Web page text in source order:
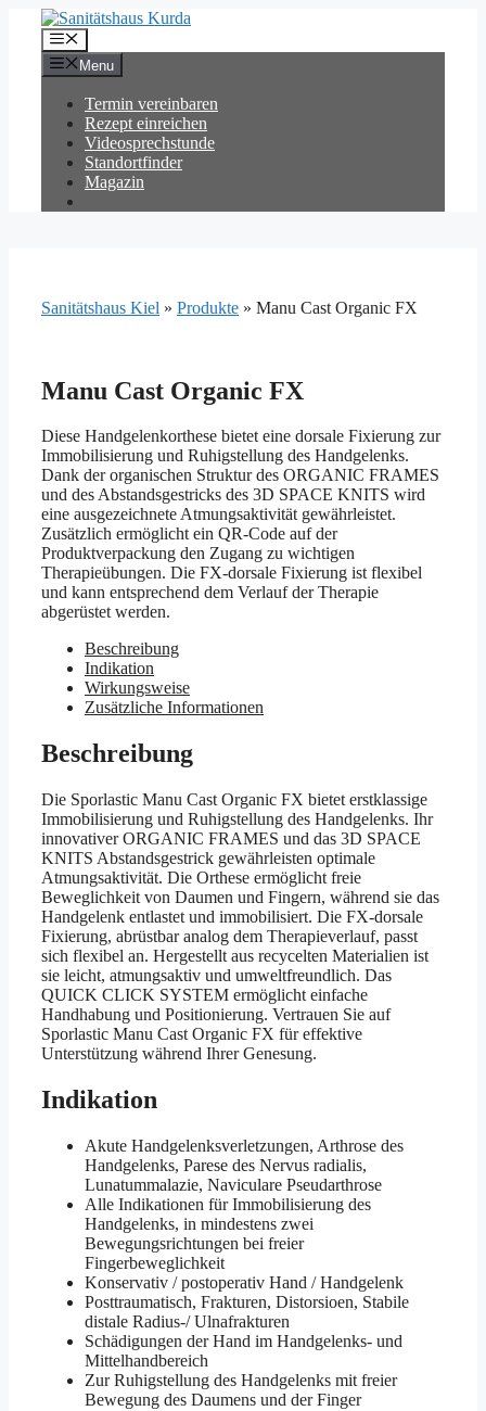
Inhalt
springen
Menü
Menu
Termin vereinbaren
Rezept einreichen
Videosprechstunde
Standortfinder
Magazin
Sanitätshaus Kiel » Produkte » Manu Cast Organic FX
Manu Cast Organic FX
Diese Handgelenkorthese bietet eine dorsale Fixierung zur
Immobilisierung und Ruhigstellung des Handgelenks.
Dank der organischen Struktur des ORGANIC FRAMES
und des Abstandsgestricks des 3D SPACE KNITS wird
eine ausgezeichnete Atmungsaktivität gewährleistet.
Zusätzlich ermöglicht ein QR-Code auf der
Produktverpackung den Zugang zu wichtigen
Therapieübungen. Die FX-dorsale Fixierung ist flexibel
und kann entsprechend dem Verlauf der Therapie
abgerüstet werden.
Beschreibung
Indikation
Wirkungsweise
Zusätzliche Informationen
Beschreibung
Die Sporlastic Manu Cast Organic FX bietet erstklassige
Immobilisierung und Ruhigstellung des Handgelenks. Ihr
innovativer ORGANIC FRAMES und das 3D SPACE
KNITS Abstandsgestrick gewährleisten optimale
Atmungsaktivität. Die Orthese ermöglicht freie
Beweglichkeit von Daumen und Fingern, während sie das
Handgelenk entlastet und immobilisiert. Die FX-dorsale
Fixierung, abrüstbar analog dem Therapieverlauf, passt
sich flexibel an. Hergestellt aus recycelten Materialien ist
sie leicht, atmungsaktiv und umweltfreundlich. Das
QUICK CLICK SYSTEM ermöglicht einfache
Handhabung und Positionierung. Vertrauen Sie auf
Sporlastic Manu Cast Organic FX für effektive
Unterstützung während Ihrer Genesung.
Indikation
Akute Handgelenksverletzungen, Arthrose des
Handgelenks, Parese des Nervus radialis,
Lunatummalazie, Naviculare Pseudarthrose
Alle Indikationen für Immobilisierung des
Handgelenks, in mindestens zwei
Bewegungsrichtungen bei freier
Fingerbeweglichkeit
Konservativ / postoperativ Hand / Handgelenk
Posttraumatisch, Frakturen, Distorsioen, Stabile
distale Radius-/ Ulnafrakturen
Schädigungen der Hand im Handgelenks- und
Mittelhandbereich
Zur Ruhigstellung des Handgelenks mit freier
Bewegung des Daumens und der Finger